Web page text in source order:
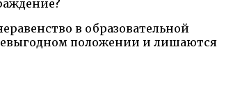
в образовательной
положении и лишаются